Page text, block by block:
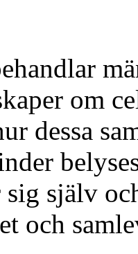
om
dessa
sig själv
och